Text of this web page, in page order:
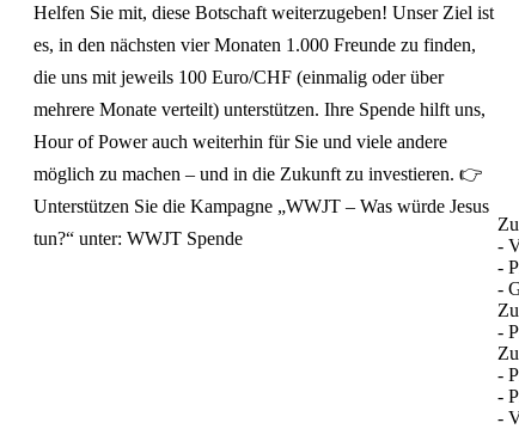
-
-
-
-
-
-
-
Helfen Sie mit, diese Botschaft weiterzugeben! Unser Ziel ist
es, in den nächsten vier Monaten 1.000 Freunde zu finden,
die uns mit jeweils 100 Euro/CHF (einmalig oder über
mehrere Monate verteilt) unterstützen. Ihre Spende hilft uns,
Hour of Power auch weiterhin für Sie und viele andere
möglich zu machen – und in die Zukunft zu investieren. 👉
Unterstützen Sie die Kampagne „WWJT – Was würde Jesus
tun?“ unter: WWJT Spende